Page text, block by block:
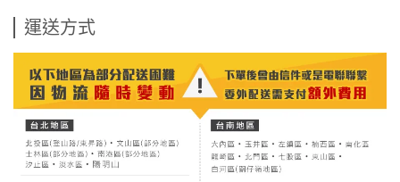
運送方式